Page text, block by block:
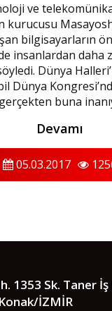
ve
kurucusu
bilgisayarların
insanlardan daha
Dünya
Dünya
buna
Devamı
05.03.2017
1353 Sk. Taner
İZMİR